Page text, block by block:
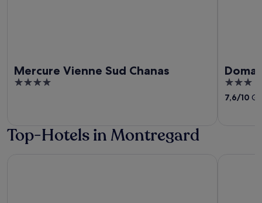
Mercure Vienne Sud Chanas
4
3
out
7,6/10
Top-Hotels in Montregard